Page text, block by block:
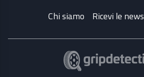
Chi siamo Ricevi le news